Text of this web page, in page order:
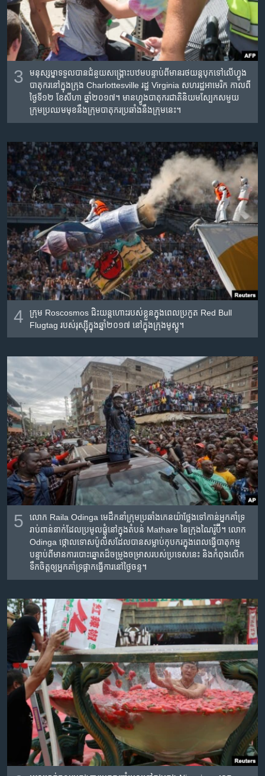
3
មនុស្ស​ម្នា​ទទួល​បាន​ជំនួយ​សង្គ្រោះ​បឋម​បន្ទាប់​ពី​មាន​រថយន្ត​បុក​ទៅ​លើ​ហ្វូង​
បាតុករ​នៅ​ក្នុង​ក្រុង Charlottesville រដ្ឋ Virginia សហរដ្ឋ​អាមេរិក កាលពី​
ថ្ងៃទី១២ ខែសីហា ឆ្នាំ២០១៧។​ មាន​ហ្វូង​បាតុករ​ជាតិ​និយម​ស្បែក​ស​មួយ​
ក្រុម​ប្រឈម​មុខ​នឹង​ក្រុម​បាតុករ​ប្រឆាំង​នឹង​ក្រុម​នេះ។
4
ក្រុម Roscosmos ​ជិះ​យន្តហោះ​របស់​ខ្លួន​ក្នុង​ពេល​ប្រកួត Red Bull
Flugtag របស់​រុស្ស៊ី​ក្នុង​ឆ្នាំ២០១៧ នៅ​ក្នុង​ក្រុង​មូស្គូ។
5
លោក Raila Odinga មេដឹកនាំ​ក្រុម​ប្រឆាំង​កេនយ៉ា​ថ្លែង​ទៅ​កាន់​អ្នក​គាំទ្រ​
រាប់​ពាន់​នាក់​ដែល​ប្រមូល​ផ្តុំ​នៅ​ក្នុង​តំបន់ Mathare នៃ​ក្រុង​ណៃរ៉ូប៊ី។ លោក
Odinga ថ្កោលទោស​ប៉ូលិស​ដែល​បាន​សម្លាប់​កុបករ​ក្នុង​ពេល​ធ្វើ​បាតុកម្ម​
បន្ទាប់​ពី​មាន​ការ​បោះឆ្នោត​ដ៏​ចម្រូងចម្រាស​របស់​ប្រទេស​នេះ និង​កំពុង​លើក​
ទឹក​ចិត្ត​ឲ្យ​អ្នក​គាំទ្រ​ផ្អាក​ធ្វើ​ការ​នៅ​ថ្ងៃ​ចន្ទ។